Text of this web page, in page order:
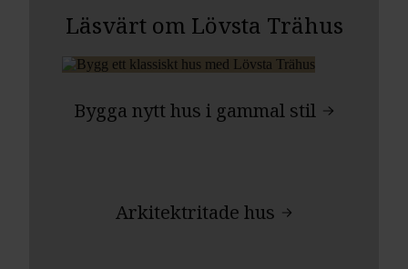
Läsvärt om Lövsta Trähus
Bygga nytt hus i gammal stil
Arkitektritade hus